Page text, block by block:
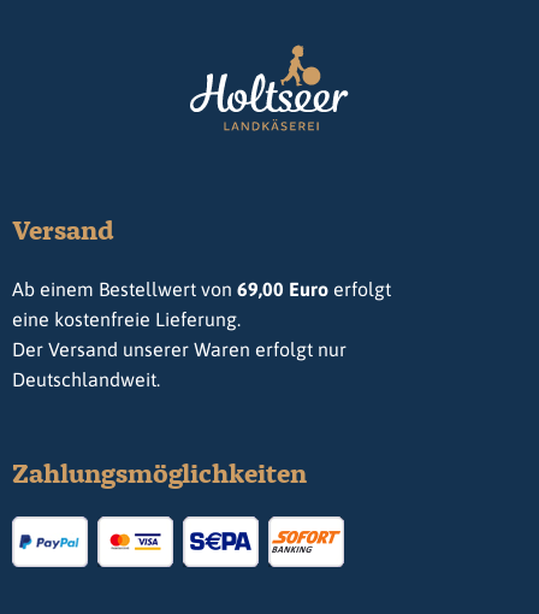
Versand
Ab einem Bestellwert von 69,00 Euro erfolgt
eine kostenfreie Lieferung.
Der Versand unserer Waren erfolgt nur
Deutschlandweit.
Zahlungsmöglichkeiten